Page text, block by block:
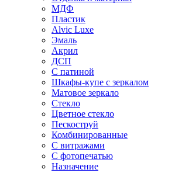
МДФ
Пластик
Alvic Luxe
Эмаль
Акрил
ДСП
С патиной
Шкафы-купе с зеркалом
Матовое зеркало
Стекло
Цветное стекло
Пескоструй
Комбинированные
С витражами
С фотопечатью
Назначение